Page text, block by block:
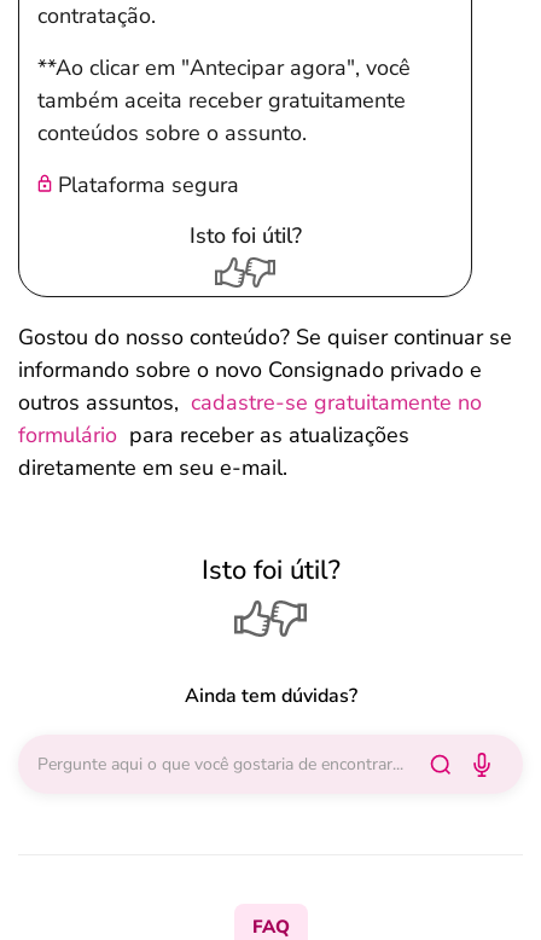
contratação.
**Ao clicar em "Antecipar agora", você
também aceita receber gratuitamente
conteúdos sobre o assunto.
Plataforma segura
Isto foi útil?
Gostou do nosso conteúdo? Se quiser continuar se
informando sobre o novo Consignado privado e
outros assuntos, cadastre-se gratuitamente no
formulário para receber as atualizações
diretamente em seu e-mail.
Isto foi útil?
Ainda tem dúvidas?
FAQ